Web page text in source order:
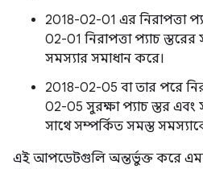
2018-02-01 এর নিরাপত্তা
02-01 নিরাপত্তা প্যাচ
সমস্যার সমাধান করে।
2018-02-05 বা তার পরে
02-05 সুরক্ষা প্যাচ স্তর এবং
সাথে সম্পর্কিত সমস্ত
এই আপডেটগুলি অন্তর্ভুক্ত করে এমন